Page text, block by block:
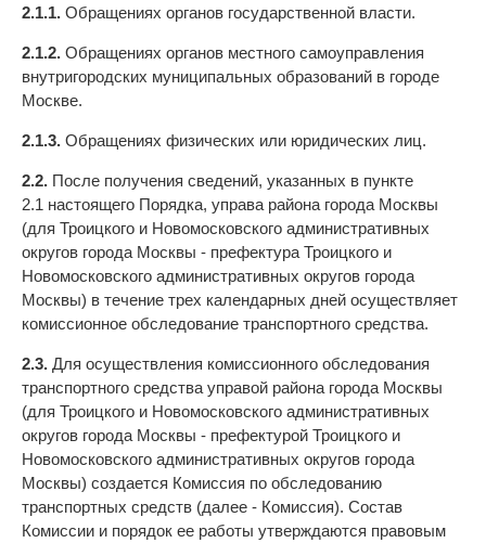
2.1.1. Обращениях органов государственной власти.
2.1.2. Обращениях органов местного самоуправления
внутригородских муниципальных образований в городе
Москве.
2.1.3. Обращениях физических или юридических лиц.
2.2. После получения сведений, указанных в пункте
2.1 настоящего Порядка, управа района города Москвы
(для Троицкого и Новомосковского административных
округов города Москвы - префектура Троицкого и
Новомосковского административных округов города
Москвы) в течение трех календарных дней осуществляет
комиссионное обследование транспортного средства.
2.3. Для осуществления комиссионного обследования
транспортного средства управой района города Москвы
(для Троицкого и Новомосковского административных
округов города Москвы - префектурой Троицкого и
Новомосковского административных округов города
Москвы) создается Комиссия по обследованию
транспортных средств (далее - Комиссия). Состав
Комиссии и порядок ее работы утверждаются правовым